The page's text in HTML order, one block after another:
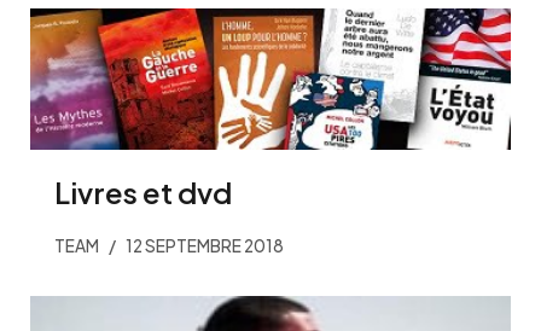
Livres et dvd
TEAM 12 SEPTEMBRE 2018